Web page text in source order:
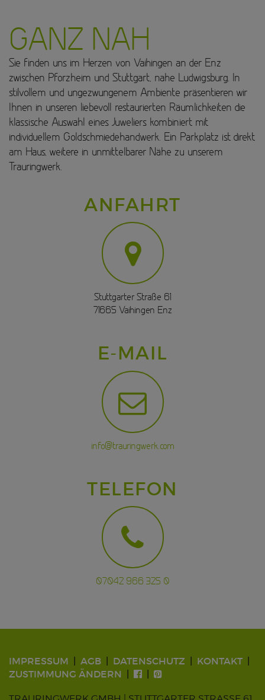
GANZ NAH
Sie finden uns im Herzen von Vaihingen an der Enz
zwischen Pforzheim und Stuttgart, nahe Ludwigsburg. In
stilvollem und ungezwungenem Ambiente präsentieren wir
Ihnen in unseren liebevoll restaurierten Räumlichkeiten die
klassische Auswahl eines Juweliers kombiniert mit
individuellem Goldschmiedehandwerk. Ein Parkplatz ist direkt
am Haus, weitere in unmittelbarer Nähe zu unserem
Trauringwerk.
ANFAHRT
Stuttgarter Straße 61
71665 Vaihingen Enz
E-MAIL
info@trauringwerk.com
TELEFON
07042 966 325 0
IMPRESSUM AGB DATENSCHUTZ
KONTAKT
ZUSTIMMUNG ÄNDERN